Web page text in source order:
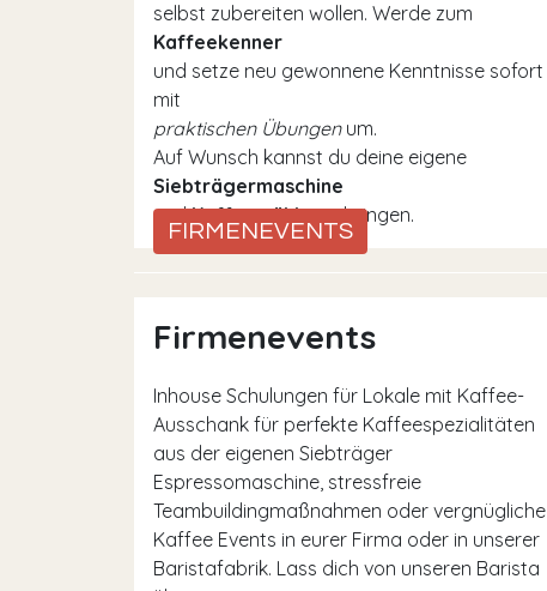
selbst zubereiten wollen. Werde zum
Kaffeekenner
und setze neu gewonnene Kenntnisse sofort
mit
praktischen Übungenum.
Auf Wunsch kannst du deine eigene
Siebträgermaschine
undKaffeemühlemitbringen.
FIRMENEVENTS
Firmenevents
Inhouse Schulungen für Lokale mit Kaffee-
Ausschank für perfekte Kaffeespezialitäten
aus der eigenen Siebträger
Espressomaschine, stressfreie
Teambuildingmaßnahmen oder vergnügliche
Kaffee Events in eurer Firma oder in unserer
Baristafabrik. Lass dich von unseren Barista